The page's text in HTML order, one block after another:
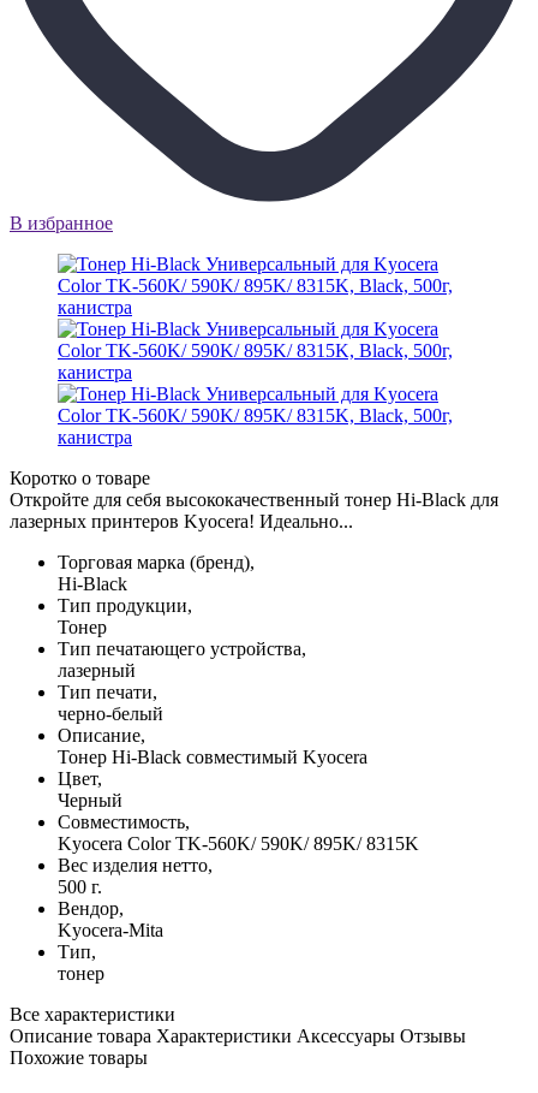
В избранное
Коротко о товаре
Откройте для себя высококачественный тонер Hi-Black для
лазерных принтеров Kyocera! Идеально...
Торговая марка (бренд),
Hi-Black
Тип продукции,
Тонер
Тип печатающего устройства,
лазерный
Тип печати,
черно-белый
Описание,
Тонер Hi-Black совместимый Kyocera
Цвет,
Черный
Совместимость,
Kyocera Color TK-560K/ 590K/ 895K/ 8315K
Вес изделия нетто,
500 г.
Вендор,
Kyocera-Mita
Тип,
тонер
Все характеристики
Описание товара Характеристики Аксессуары Отзывы
Похожие товары